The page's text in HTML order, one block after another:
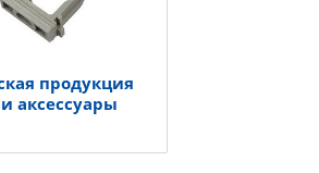
продукция
аксессуары